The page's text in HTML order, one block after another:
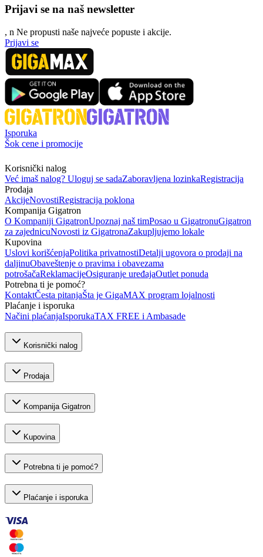
Prijavi se na naš newsletter
, n Ne propusti naše najveće popuste i akcije.
Prijavi se
Isporuka
Šok cene i promocije
Korisnički nalog
Već imaš nalog? Uloguj se sadaZaboravljena lozinkaRegistracija
Prodaja
AkcijeNovostiRegistracija poklona
Kompanija Gigatron
O Kompaniji GigatronUpoznaj naš timPosao u GigatronuGigatron
za zajednicuNovosti iz GigatronaZakupljujemo lokale
Kupovina
Uslovi korišćenjaPolitika privatnostiDetalji ugovora o prodaji na
daljinuObaveštenje o pravima i obavezama
potrošačaReklamacijeOsiguranje uređajaOutlet ponuda
Potrebna ti je pomoć?
KontaktČesta pitanjaŠta je GigaMAX program lojalnosti
Plaćanje i isporuka
Načini plaćanjaIsporukaTAX FREE i Ambasade
Korisnički nalog
Prodaja
Kompanija Gigatron
Kupovina
Potrebna ti je pomoć?
Plaćanje i isporuka